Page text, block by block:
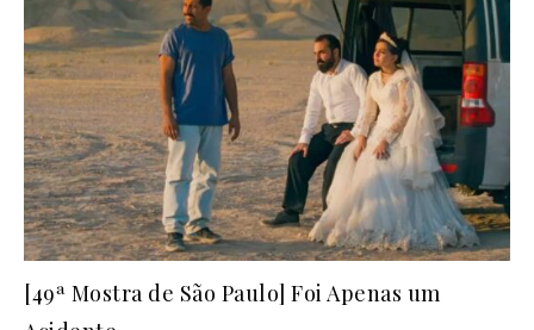
[49ª Mostra de São Paulo] Foi Apenas um